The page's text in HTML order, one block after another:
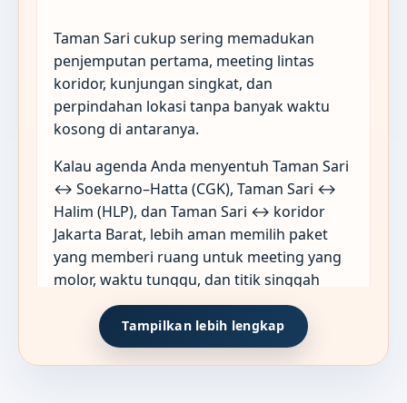
Taman Sari cukup sering memadukan
penjemputan pertama, meeting lintas
koridor, kunjungan singkat, dan
perpindahan lokasi tanpa banyak waktu
kosong di antaranya.
Kalau agenda Anda menyentuh Taman Sari
↔ Soekarno–Hatta (CGK), Taman Sari ↔
Halim (HLP), dan Taman Sari ↔ koridor
Jakarta Barat, lebih aman memilih paket
yang memberi ruang untuk meeting yang
molor, waktu tunggu, dan titik singgah
tambahan sejak briefing awal.
Tampilkan lebih lengkap